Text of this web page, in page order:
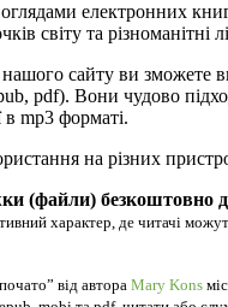
електронних
світу та різноманітні
нашого сайту ви
pdf). Вони чудово
в mp3 форматі.
на різних
(файли) безкоштовно
характер, де читачі
від автора Mary Kons